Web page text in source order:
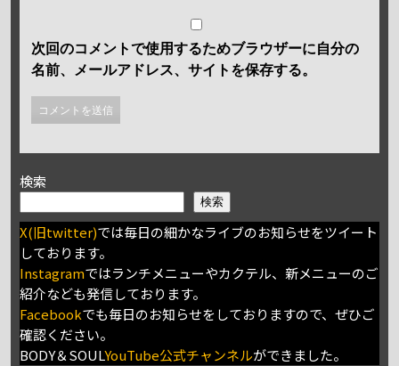
次回のコメントで使用するためブラウザーに自分の
名前、メールアドレス、サイトを保存する。
検索
検索
X(旧twitter)では毎日の細かなライブのお知らせをツイート
しております。
Instagramではランチメニューやカクテル、新メニューのご
紹介なども発信しております。
Facebookでも毎日のお知らせをしておりますので、ぜひご
確認ください。
BODY＆SOULYouTube公式チャンネルができました。